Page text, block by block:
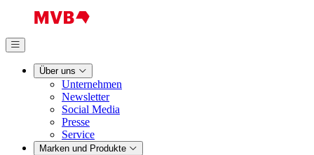
Über uns
Unternehmen
Newsletter
Social Media
Presse
Service
Marken und Produkte